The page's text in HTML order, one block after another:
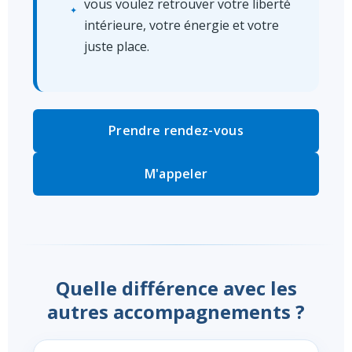
vous voulez retrouver votre liberté
intérieure, votre énergie et votre
juste place.
Prendre rendez-vous
M'appeler
Quelle différence avec les
autres accompagnements ?